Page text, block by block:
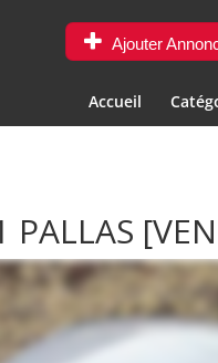
Ajouter
Accueil
PALLAS